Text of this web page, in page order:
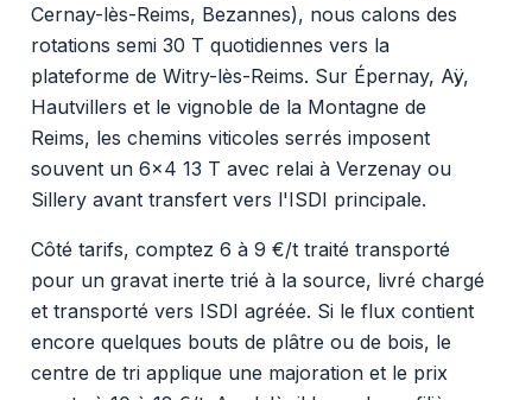
Cernay-lès-Reims, Bezannes), nous calons des
rotations semi 30 T quotidiennes vers la
plateforme de Witry-lès-Reims. Sur Épernay, Aÿ,
Hautvillers et le vignoble de la Montagne de
Reims, les chemins viticoles serrés imposent
souvent un 6x4 13 T avec relai à Verzenay ou
Sillery avant transfert vers l'ISDI principale.
Côté tarifs, comptez 6 à 9 €/t traité transporté
pour un gravat inerte trié à la source, livré chargé
et transporté vers ISDI agréée. Si le flux contient
encore quelques bouts de plâtre ou de bois, le
centre de tri applique une majoration et le prix